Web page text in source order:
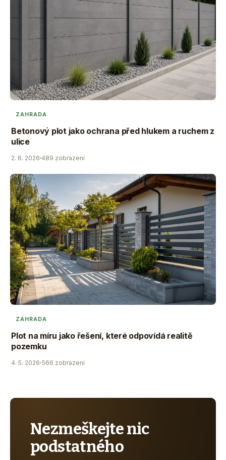
ZAHRADA
Betonový plot jako ochrana před hlukem a ruchem z
ulice
2. 6. 2026 489 zobrazení
ZAHRADA
Plot na míru jako řešení, které odpovídá realitě
pozemku
4. 5. 2026 566 zobrazení
Nezmeškejte nic
podstatného